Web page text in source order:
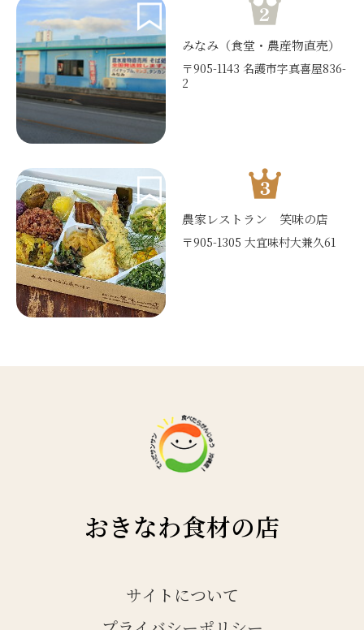
みなみ（食堂・農産物直売）
〒905-1143 名護市字真喜屋836-
2
農家レストラン 笑味の店
〒905-1305 大宜味村大兼久61
おきなわ食材の店
サイトについて